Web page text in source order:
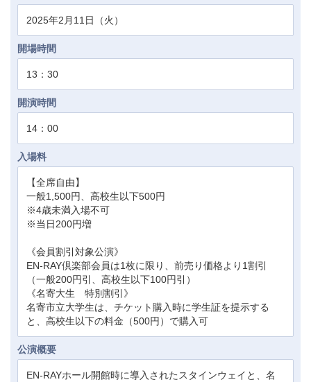
2025年2月11日（火）
開場時間
13：30
開演時間
14：00
入場料
【全席自由】
一般1,500円、高校生以下500円
※4歳未満入場不可
※当日200円増
《会員割引対象公演》
EN-RAY倶楽部会員は1枚に限り、前売り価格より1割引
（一般200円引、高校生以下100円引）
《名寄大生 特別割引》
名寄市立大学生は、チケット購入時に学生証を提示する
と、高校生以下の料金（500円）で購入可
公演概要
EN-RAYホール開館時に導入されたスタインウェイと、名